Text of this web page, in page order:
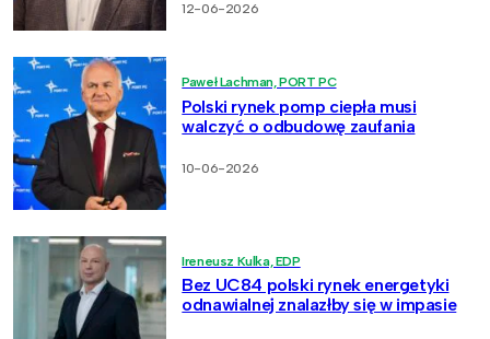
12-06-2026
Paweł Lachman, PORT PC
Polski rynek pomp ciepła musi
walczyć o odbudowę zaufania
10-06-2026
Ireneusz Kulka, EDP
Bez UC84 polski rynek energetyki
odnawialnej znalazłby się w impasie